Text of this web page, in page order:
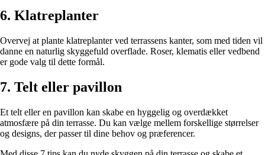
6. Klatreplanter
Overvej at plante klatreplanter ved terrassens kanter, som med tiden vil
danne en naturlig skyggefuld overflade. Roser, klematis eller vedbend
er gode valg til dette formål.
7. Telt eller pavillon
Et telt eller en pavillon kan skabe en hyggelig og overdækket
atmosfære på din terrasse. Du kan vælge mellem forskellige størrelser
og designs, der passer til dine behov og præferencer.